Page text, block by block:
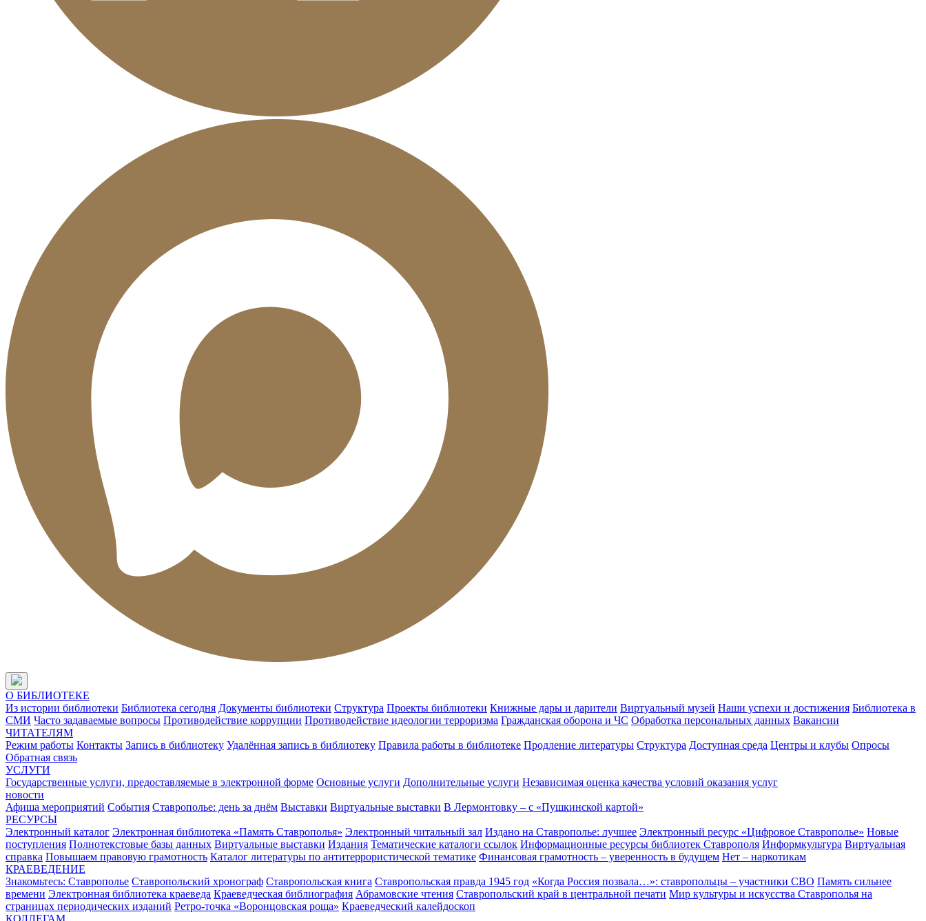
О БИБЛИОТЕКЕ
Из истории библиотеки Библиотека сегодня Документы библиотеки Структура Проекты библиотеки Книжные дары и дарители Виртуальный музей Наши успехи и достижения Библиотека в
СМИ Часто задаваемые вопросы Противодействие коррупции Противодействие идеологии терроризма Гражданская оборона и ЧС Обработка персональных данных Вакансии
ЧИТАТЕЛЯМ
Режим работы Контакты Запись в библиотеку Удалённая запись в библиотеку Правила работы в библиотеке Продление литературы Структура Доступная среда Центры и клубы Опросы
Обратная связь
УСЛУГИ
Государственные услуги, предоставляемые в электронной форме Основные услуги Дополнительные услуги Независимая оценка качества условий оказания услуг
новости
Афиша мероприятий События Ставрополье: день за днём Выставки Виртуальные выставки В Лермонтовку – с «Пушкинской картой»
РЕСУРСЫ
Электронный каталог Электронная библиотека «Память Ставрополья» Электронный читальный зал Издано на Ставрополье: лучшее Электронный ресурс «Цифровое Ставрополье» Новые
поступления Полнотекстовые базы данных Виртуальные выставки Издания Тематические каталоги ссылок Информационные ресурсы библиотек Ставрополя Информкультура Виртуальная
справка Повышаем правовую грамотность Каталог литературы по антитеррористической тематике Финансовая грамотность – уверенность в будущем Нет – наркотикам
КРАЕВЕДЕНИЕ
Знакомьтесь: Ставрополье Ставропольский хронограф Ставропольская книга Ставропольская правда 1945 год «Когда Россия позвала…»: ставропольцы – участники СВО Память сильнее
времени Электронная библиотека краеведа Краеведческая библиография Абрамовские чтения Ставропольский край в центральной печати Мир культуры и искусства Ставрополья на
страницах периодических изданий Ретро-точка «Воронцовская роща» Краеведческий калейдоскоп
КОЛЛЕГАМ